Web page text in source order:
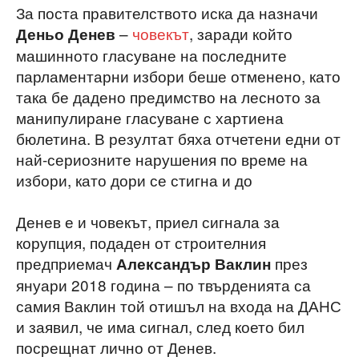
За поста правителството иска да назначи
Деньо Денев – човекът, заради който
машинното гласуване на последните
парламентарни избори беше отменено, като
така бе дадено предимство на лесното за
манипулиране гласуване с хартиена
бюлетина. В резултат бяха отчетени едни от
най-сериозните нарушения по време на
избори, като дори се стигна и до
Денев е и човекът, приел сигнала за
корупция, подаден от строителния
предприемач Александър Ваклин през
януари 2018 година – по твърденията са
самия Ваклин той отишъл на входа на ДАНС
и заявил, че има сигнал, след което бил
посрещнат лично от Денев.